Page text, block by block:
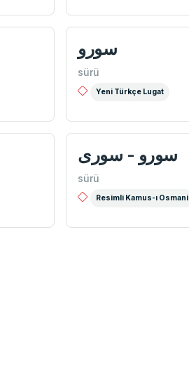
سورو
sürü
Yeni Türkçe Lugat
سورو - سوری
sürü
Resimli Kamus-ı Osmani